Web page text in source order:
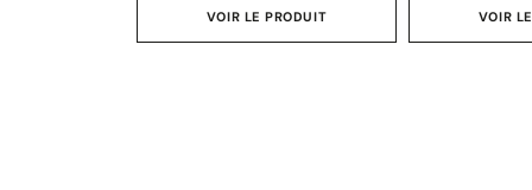
VOIR LE PRODUIT VOIR